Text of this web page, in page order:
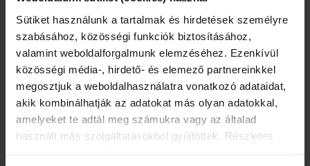
Sütiket használunk a tartalmak és hirdetések személyre
szabásához, közösségi funkciók biztosításához,
valamint weboldalforgalmunk elemzéséhez. Ezenkívül
közösségi média-, hirdető- és elemező partnereinkkel
megosztjuk a weboldalhasználatra vonatkozó adataidat,
akik kombinálhatják az adatokat más olyan adatokkal,
amelyeket te adtál meg számukra vagy az általad
használt más szolgáltatásokból gyűjtöttek. Részletes